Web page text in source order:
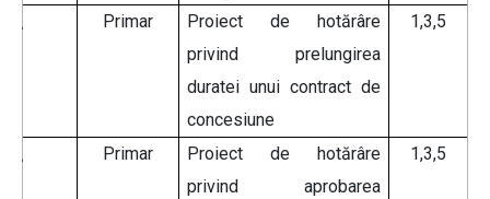
Primar
Proiect de hotărâre
privind prelungirea
duratei unui contract de
concesiune
1,3,5
Primar
Proiect de hotărâre
privind aprobarea
1,3,5